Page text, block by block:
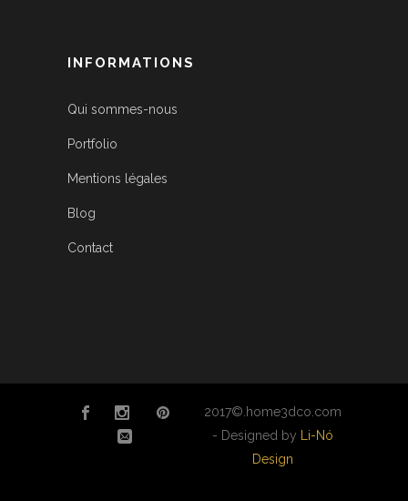
INFORMATIONS
Qui sommes-nous
Portfolio
Mentions légales
Blog
Contact
2017©.home3dco.com
- Designed by
Li-Nó
Design